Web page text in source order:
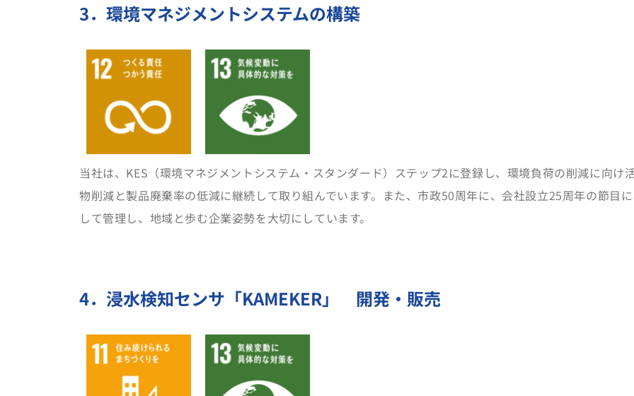
3．環境マネジメントシステムの構築
当社は、KES（環境マネジメントシステム・スタンダード）ステップ2に登録し、環境負荷の削減に向け
物削減と製品廃棄率の低減に継続して取り組んでいます。また、市政50周年に、会社設立25周年の節目
して管理し、地域と歩む企業姿勢を大切にしています。
4．浸水検知センサ「KAMEKER」 開発・販売